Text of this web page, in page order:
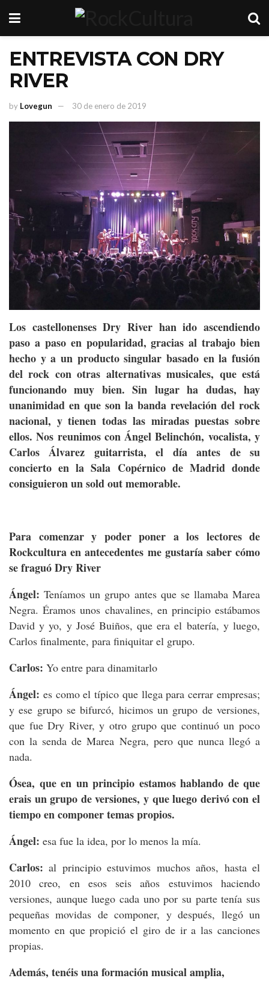
ENTREVISTA CON DRY
RIVER
by Lovegun 30 de enero de 2019
Los castellonenses Dry River han ido ascendiendo
paso a paso en popularidad, gracias al trabajo bien
hecho y a un producto singular basado en la fusión
del rock con otras alternativas musicales, que está
funcionando muy bien. Sin lugar ha dudas, hay
unanimidad en que son la banda revelación del rock
nacional, y tienen todas las miradas puestas sobre
ellos. Nos reunimos con Ángel Belinchón, vocalista, y
Carlos Álvarez guitarrista, el día antes de su
concierto en la Sala Copérnico de Madrid donde
consiguieron un sold out memorable.
Para comenzar y poder poner a los lectores de
Rockcultura en antecedentes me gustaría saber cómo
se fraguó Dry River
Ángel: Teníamos un grupo antes que se llamaba Marea
Negra. Éramos unos chavalines, en principio estábamos
David y yo, y José Buiños, que era el batería, y luego,
Carlos finalmente, para finiquitar el grupo.
Carlos: Yo entre para dinamitarlo
Ángel: es como el típico que llega para cerrar empresas;
y ese grupo se bifurcó, hicimos un grupo de versiones,
que fue Dry River, y otro grupo que continuó un poco
con la senda de Marea Negra, pero que nunca llegó a
nada.
Ósea, que en un principio estamos hablando de que
erais un grupo de versiones, y que luego derivó con el
tiempo en componer temas propios.
Ángel: esa fue la idea, por lo menos la mía.
Carlos: al principio estuvimos muchos años, hasta el
2010 creo, en esos seis años estuvimos haciendo
versiones, aunque luego cada uno por su parte tenía sus
pequeñas movidas de componer, y después, llegó un
momento en que propició el giro de ir a las canciones
propias.
Además, tenéis una formación musical amplia,